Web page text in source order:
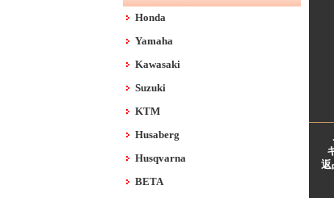
Honda
Yamaha
Kawasaki
Suzuki
KTM
Husaberg
Husqvarna
BETA
返